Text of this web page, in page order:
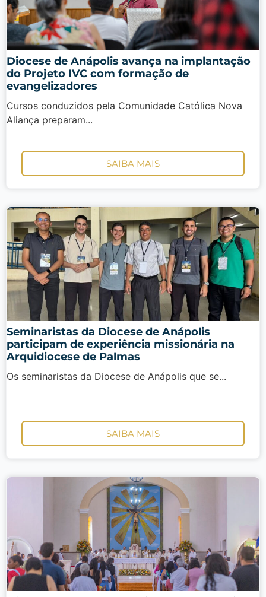
Diocese de Anápolis avança na implantação
do Projeto IVC com formação de
evangelizadores
Cursos conduzidos pela Comunidade Católica Nova
Aliança preparam...
SAIBA MAIS
Seminaristas da Diocese de Anápolis
participam de experiência missionária na
Arquidiocese de Palmas
Os seminaristas da Diocese de Anápolis que se...
SAIBA MAIS